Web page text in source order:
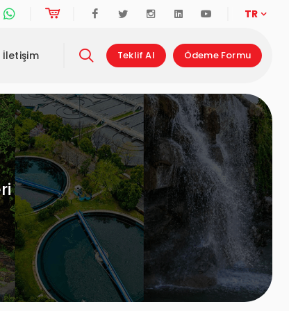
Whatsapp Destek Hattı
Online AlışverişFacebookTwitter InstagramLinkedinYoutube
TR
İletişim Teklif Al Ödeme Formu